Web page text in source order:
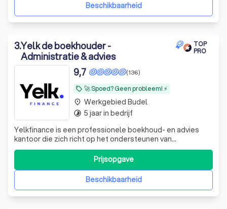
Beschikbaarheid
3.Yelk de boekhouder -
Administratie & advies
TOP
PRO
local_offer 🚀 Spoed? Geen probleem! ⚡
(136)
9,7
Yelkfinance is een professionele boekhoud- en advies
kantoor die zich richt op het ondersteunen van
ondernemers en bedrijven in Nederland, maar wij helpen
ook particulieren met hun inkomstenbelasting. Met onze
expertise in financiële administratie, belastingadvies en
bedrijfsoptimalisatie helpen wij
Beschikbaarheid
Prijsopgave
place Werkgebied Budel
timelapse 5 jaar in bedrijf